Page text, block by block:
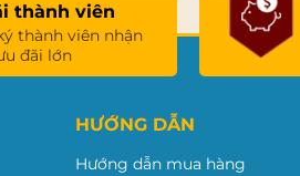
thành viên
thành viên nhận
đãi lớn
HƯỚNG DẪN
Hướng dẫn mua hàng